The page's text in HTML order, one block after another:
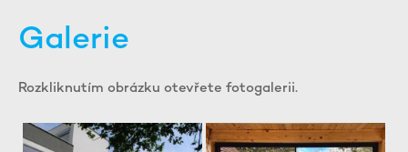
Galerie
Rozkliknutím obrázku otevřete fotogalerii.